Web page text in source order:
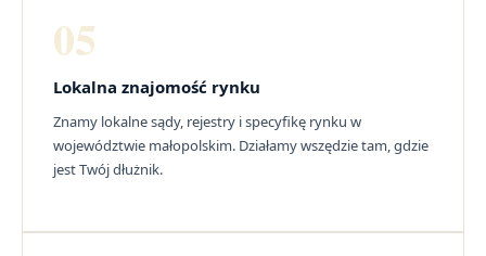
05
Lokalna znajomość rynku
Znamy lokalne sądy, rejestry i specyfikę rynku w
województwie małopolskim. Działamy wszędzie tam, gdzie
jest Twój dłużnik.